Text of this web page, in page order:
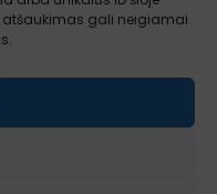
atšaukimas gali neigiamai
ir taisyklės